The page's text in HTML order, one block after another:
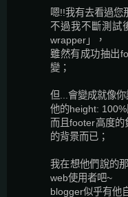
嗯!!我有去看過您
不過我不斷測試
wrapper」，
雖然有成功抽出
變；
但...會變成就像
他的height:
而且footer高度
的背景而已；
我在想他們說的
web使用者吧~
blogger似乎有他